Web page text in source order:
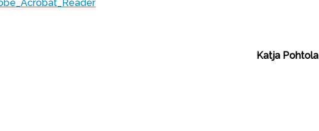
Katja Pohtola